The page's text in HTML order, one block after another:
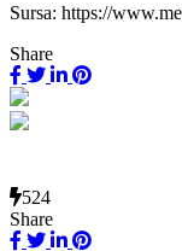
Sursa: https://
Share
524
Share